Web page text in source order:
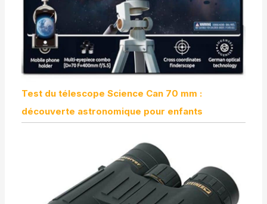
Test du télescope Science Can 70 mm :
découverte astronomique pour enfants